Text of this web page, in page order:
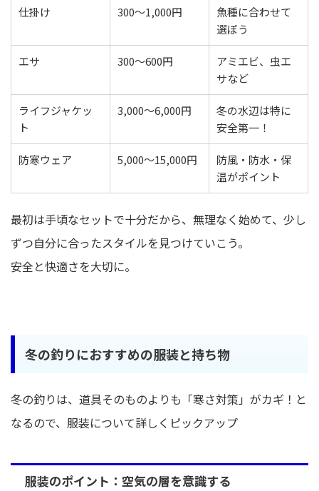
仕掛け 300〜1,000円
魚種に合わせて
選ぼう
エサ 300〜600円
アミエビ、虫エ
サなど
ライフジャケッ
ト
3,000〜6,000円
冬の水辺は特に
安全第一！
防寒ウェア 5,000〜15,000円
防風・防水・保
温がポイント
最初は手頃なセットで十分だから、無理なく始めて、少し
ずつ自分に合ったスタイルを見つけていこう。
安全と快適さを大切に。
冬の釣りにおすすめの服装と持ち物
冬の釣りは、道具そのものよりも「寒さ対策」がカギ！と
なるので、服装について詳しくピックアップ
服装のポイント：空気の層を意識する